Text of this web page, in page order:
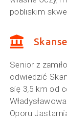
pobliskim
Senior z
odwiedzić
się 3,5 km od
Oporu